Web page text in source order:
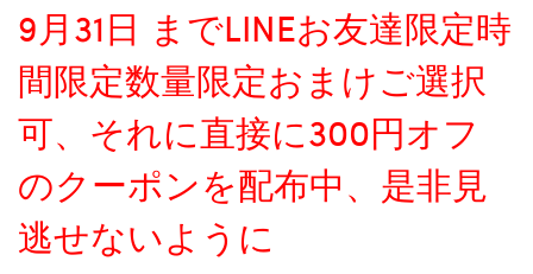
9月31日 までLINEお友達限定時
間限定数量限定おまけご選択
可、それに直接に300円オフ
のクーポンを配布中、是非見
逃せないように